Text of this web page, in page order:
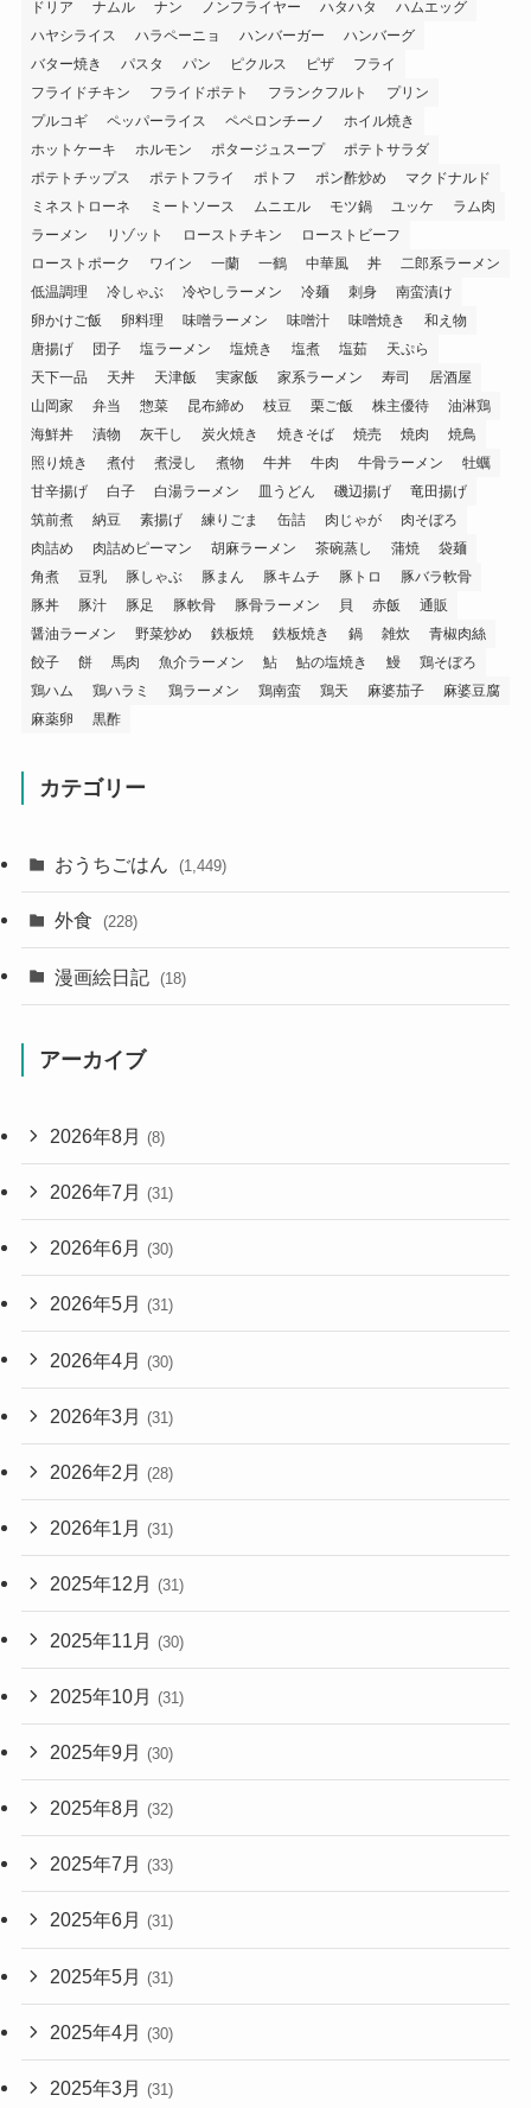
ドリア ナムル ナン ノンフライヤー ハタハタ
ハムエッグ
ハヤシライス
ハラペーニョ ハンバーガー
ハンバーグ
バター焼き
パスタ パン ピクルス ピザ
フライ
フライドチキン
フライドポテト フランクフルト
プリン
プルコギ
ペッパーライス ペペロンチーノ
ホイル焼き
ホットケーキ
ホルモン ポタージュスープ
ポテトサラダ
ポテトチップス
ポテトフライ ポトフ ポン酢炒め
マクドナルド
ミネストローネ
ミートソース ムニエル モツ鍋 ユッケ
ラム肉
ラーメン
リゾット ローストチキン
ローストビーフ
ローストポーク
ワイン 一蘭 一鶴 中華風 丼
二郎系ラーメン
低温調理
冷しゃぶ 冷やしラーメン 冷麺 刺身
南蛮漬け
卵かけご飯
卵料理 味噌ラーメン 味噌汁 味噌焼き
和え物
唐揚げ
団子 塩ラーメン 塩焼き 塩煮 塩茹
天ぷら
天下一品
天丼 天津飯 実家飯 家系ラーメン 寿司
居酒屋
山岡家
弁当 惣菜 昆布締め 枝豆 栗ご飯 株主優待
油淋鶏
海鮮丼
漬物 灰干し 炭火焼き 焼きそば 焼売 焼肉
焼鳥
照り焼き
煮付 煮浸し 煮物 牛丼 牛肉 牛骨ラーメン
牡蠣
甘辛揚げ
白子 白湯ラーメン 皿うどん 磯辺揚げ
竜田揚げ
筑前煮
納豆 素揚げ 練りごま 缶詰 肉じゃが
肉そぼろ
肉詰め
肉詰めピーマン 胡麻ラーメン 茶碗蒸し 蒲焼
袋麺
角煮
豆乳 豚しゃぶ 豚まん 豚キムチ 豚トロ
豚バラ軟骨
豚丼
豚汁 豚足 豚軟骨 豚骨ラーメン 貝 赤飯
通販
醤油ラーメン
野菜炒め 鉄板焼 鉄板焼き 鍋 雑炊
青椒肉絲
餃子
餅 馬肉 魚介ラーメン 鮎 鮎の塩焼き 鰻
鶏そぼろ
鶏ハム
鶏ハラミ 鶏ラーメン 鶏南蛮 鶏天 麻婆茄子
麻婆豆腐
麻薬卵
黒酢
カテゴリー
おうちごはん (1,449)
外食 (228)
漫画絵日記 (18)
アーカイブ
2026年8月 (8)
2026年7月 (31)
2026年6月 (30)
2026年5月 (31)
2026年4月 (30)
2026年3月 (31)
2026年2月 (28)
2026年1月 (31)
2025年12月 (31)
2025年11月 (30)
2025年10月 (31)
2025年9月 (30)
2025年8月 (32)
2025年7月 (33)
2025年6月 (31)
2025年5月 (31)
2025年4月 (30)
2025年3月 (31)